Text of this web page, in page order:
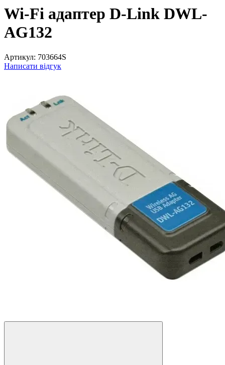
Wi-Fi адаптер D-Link DWL-
AG132
Артикул: 703664S
Написати відгук